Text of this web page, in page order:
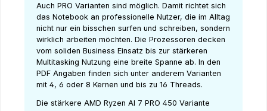
Auch PRO Varianten sind möglich. Damit richtet sich
das Notebook an professionelle Nutzer, die im Alltag
nicht nur ein bisschen surfen und schreiben, sondern
wirklich arbeiten möchten. Die Prozessoren decken
vom soliden Business Einsatz bis zur stärkeren
Multitasking Nutzung eine breite Spanne ab. In den
PDF Angaben finden sich unter anderem Varianten
mit 4, 6 oder 8 Kernen und bis zu 16 Threads.
Die stärkere AMD Ryzen AI 7 PRO 450 Variante